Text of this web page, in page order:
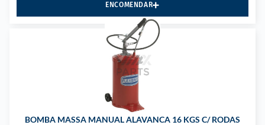
ENCOMENDAR
BOMBA MASSA MANUAL ALAVANCA 16 KGS C/ RODAS